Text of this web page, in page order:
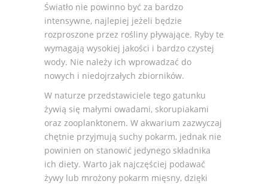
Światło nie powinno być za bardzo
intensywne, najlepiej jeżeli będzie
rozproszone przez rośliny pływające. Ryby te
wymagają wysokiej jakości i bardzo czystej
wody. Nie należy ich wprowadzać do
nowych i niedojrzałych zbiorników.
W naturze przedstawiciele tego gatunku
żywią się małymi owadami, skorupiakami
oraz zooplanktonem. W akwarium zazwyczaj
chętnie przyjmują suchy pokarm, jednak nie
powinien on stanowić jedynego składnika
ich diety. Warto jak najczęściej podawać
żywy lub mrożony pokarm mięsny, dzięki